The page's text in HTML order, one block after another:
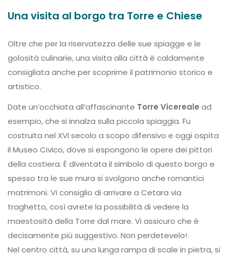
Una visita al borgo tra Torre e Chiese
Oltre che per la riservatezza delle sue spiagge e le
golosità culinarie, una visita alla città è caldamente
consigliata anche per scoprirne il patrimonio storico e
artistico.
Date un’occhiata all’affascinante Torre Vicereale ad
esempio, che si innalza sulla piccola spiaggia. Fu
costruita nel XVI secolo a scopo difensivo e oggi ospita
il Museo Civico, dove si espongono le opere dei pittori
della costiera. È diventata il simbolo di questo borgo e
spesso tra le sue mura si svolgono anche romantici
matrimoni. Vi consiglio di arrivare a Cetara via
traghetto, così avrete la possibilità di vedere la
maestosità della Torre dal mare. Vi assicuro che è
decisamente più suggestivo. Non perdetevelo!
Nel centro città, su una lunga rampa di scale in pietra, si